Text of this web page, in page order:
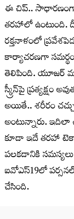
ఈ చిప్‌.. సాధారణంగా
తరహాలో ఉంటుంది.
రక్తనాళంలో
కార్యాచరణగా
తెలిపింది. యూజర్‌
స్క్రీన్‌పై ప్రత్యక్షం
అయితే.. శరీరం
అంటున్నారు.
కూడా ఇదే తరహా
పలకడానికి
ఐవోఎస్‌19లో
చేసింది.